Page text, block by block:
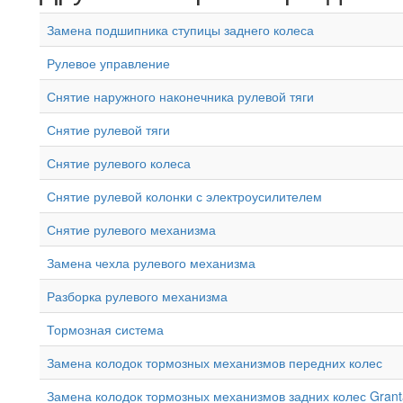
Замена подшипника ступицы заднего колеса
Рулевое управление
Снятие наружного наконечника рулевой тяги
Снятие рулевой тяги
Снятие рулевого колеса
Снятие рулевой колонки с электроусилителем
Снятие рулевого механизма
Замена чехла рулевого механизма
Разборка рулевого механизма
Тормозная система
Замена колодок тормозных механизмов передних колес
Замена колодок тормозных механизмов задних колес